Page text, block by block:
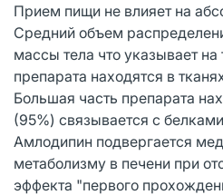
Прием пищи не влияет на
Средний объем
массы тела что указывает на
препарата находятся в
Большая часть препарата
(95%) связывается с
Амлодипин подвергается
метаболизму в печени при
эффекта "первого